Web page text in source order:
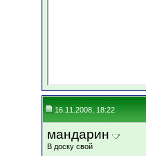
16.11.2008, 18:22
мандарин
В доску свой